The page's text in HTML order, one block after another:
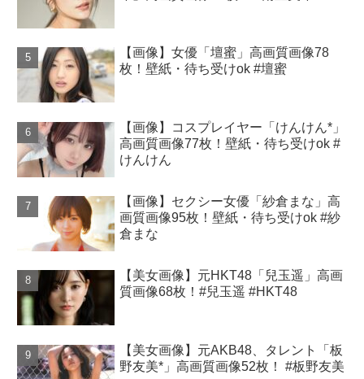
【画像】女優「壇蜜」高画質画像78
枚！壁紙・待ち受けok #壇蜜
【画像】コスプレイヤー「けんけん*」
高画質画像77枚！壁紙・待ち受けok #
けんけん
【画像】セクシー女優「紗倉まな」高
画質画像95枚！壁紙・待ち受けok #紗
倉まな
【美女画像】元HKT48「兒玉遥」高画
質画像68枚！#兒玉遥 #HKT48
【美女画像】元AKB48、タレント「板
野友美*」高画質画像52枚！ #板野友美